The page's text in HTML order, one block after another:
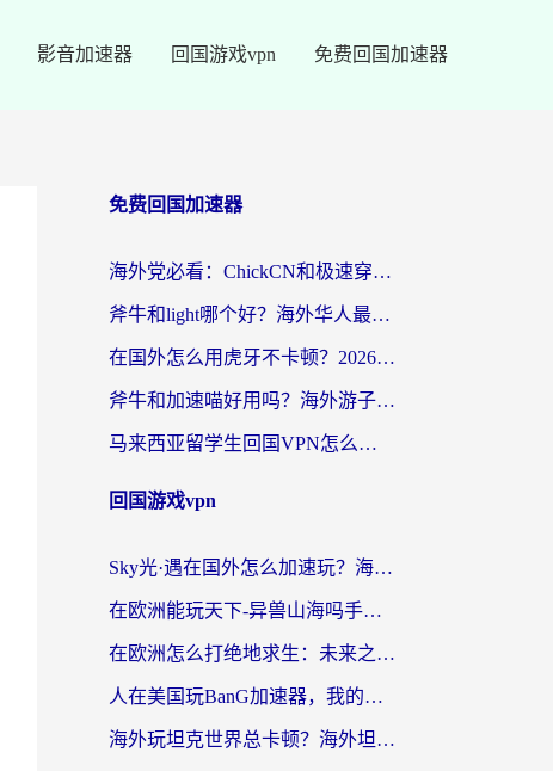
影音加速器 回国游戏vpn 免费回国加速器
免费回国加速器
海外党必看：ChickCN和极速穿梭VPN好用吗？3招教你选对回国加速器无缝刷国内资源
斧牛和light哪个好？海外华人最关心的回国加速器选择难题，一篇讲透
在国外怎么用虎牙不卡顿？2026海外华人亲测有效的回国加速器选择指南
斧牛和加速喵好用吗？海外游子的真实选择困境
马来西亚留学生回国VPN怎么选？3个避坑点+1款实测好用的加速器推荐
回国游戏vpn
Sky光·遇在国外怎么加速玩？海外党亲测有效的国服游戏加速指南
在欧洲能玩天下-异兽山海吗手游？海外玩家的加速器生存指南
在欧洲怎么打绝地求生：未来之役不卡？留学生亲测的加速器避坑指南
人在美国玩BanG加速器，我的延迟终于绿了
海外玩坦克世界总卡顿？海外坦克世界加速器有哪些？实测好用的选择在这里